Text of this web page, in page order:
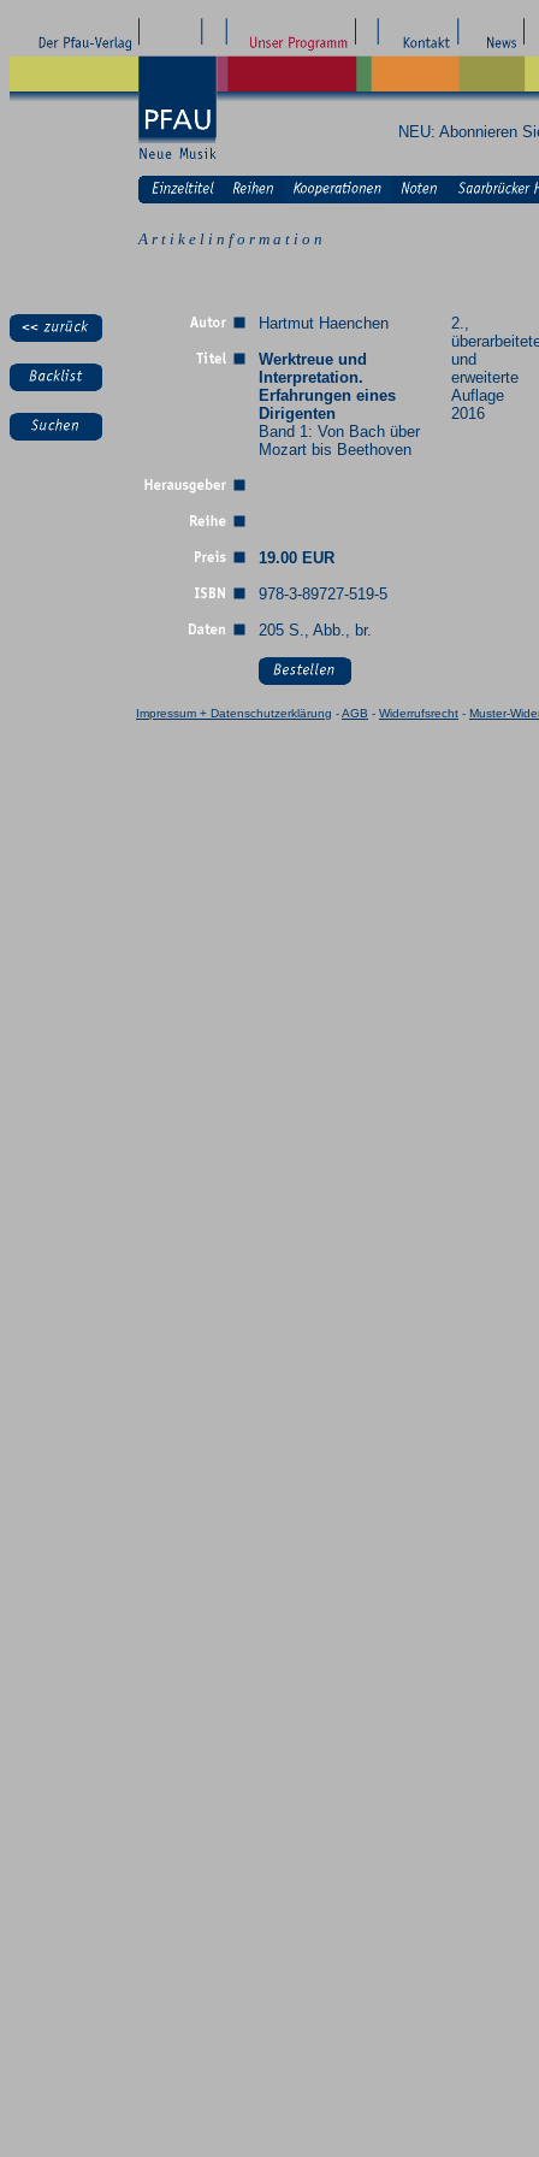
NEU: Abonnieren
A r t i k e l i n f o r m a t i o n
Hartmut Haenchen
Werktreue und
Interpretation.
Erfahrungen eines
Dirigenten
Band 1: Von Bach über
Mozart bis Beethoven
19.00 EUR
978-3-89727-519-5
205 S., Abb., br.
2.,
und
erweiterte
Auflage
2016
Impressum + Datenschutzerklärung -AGB - Widerrufsrecht - Muster-